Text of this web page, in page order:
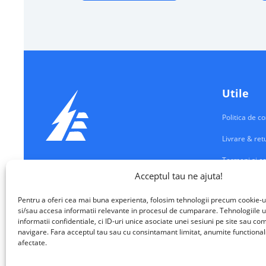
Acceptul tau ne ajuta!
Pentru a oferi cea mai buna experienta, folosim tehnologii precum cookie-
si/sau accesa informatii relevante in procesul de cumparare. Tehnologiile
informatii confidentiale, ci ID-uri unice asociate unei sesiuni pe site sau
navigare. Fara acceptul tau sau cu consintamant limitat, anumite
afectate.
Echipamente Electrice
Utile
Politica de
Livrare &
Termeni si
Contul meu
Contact